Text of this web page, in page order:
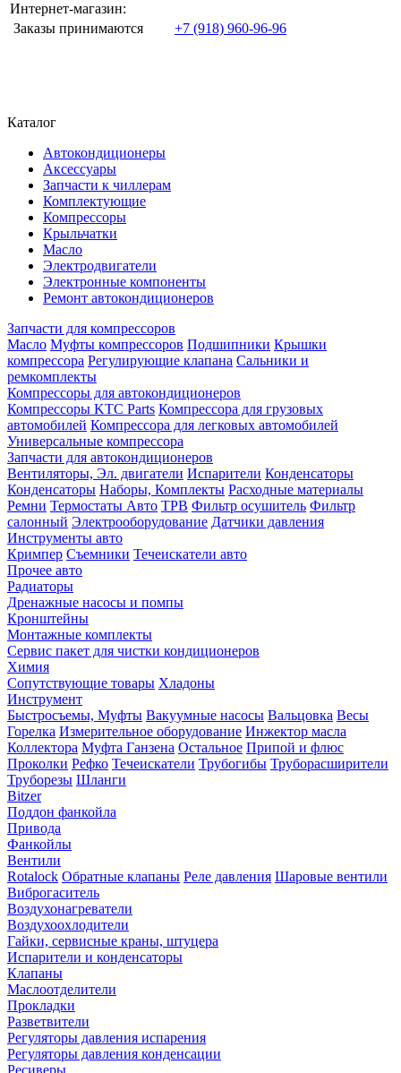
Интернет-магазин:
Заказы принимаются
+7 (918) 960-96-96
Каталог
Автокондиционеры
Аксессуары
Запчасти к чиллерам
Комплектующие
Компрессоры
Крыльчатки
Масло
Электродвигатели
Электронные компоненты
Ремонт автокондиционеров
Запчасти для компрессоров
Масло Муфты компрессоров Подшипники Крышки
компрессора Регулирующие клапана Сальники и
ремкомплекты
Компрессоры для автокондиционеров
Компрессоры KTC Parts Компрессора для грузовых
автомобилей Компрессора для легковых автомобилей
Универсальные компрессора
Запчасти для автокондиционеров
Вентиляторы, Эл. двигатели Испарители Конденсаторы
Конденсаторы Наборы, Комплекты Расходные материалы
Ремни Термостаты Авто ТРВ Фильтр осушитель Фильтр
салонный Электрооборудование Датчики давления
Инструменты авто
Кримпер Съемники Течеискатели авто
Прочее авто
Радиаторы
Дренажные насосы и помпы
Кронштейны
Монтажные комплекты
Сервис пакет для чистки кондиционеров
Химия
Сопутствующие товары Хладоны
Инструмент
Быстросъемы, Муфты Вакуумные насосы Вальцовка Весы
Горелка Измерительное оборудование Инжектор масла
Коллектора Муфта Ганзена Остальное Припой и флюс
Проколки Рефко Течеискатели Трубогибы Труборасширители
Труборезы Шланги
Bitzer
Поддон фанкойла
Привода
Фанкойлы
Вентили
Rotalock Обратные клапаны Реле давления Шаровые вентили
Виброгаситель
Воздухонагреватели
Воздухоохлодители
Гайки, сервисные краны, штуцера
Испарители и конденсаторы
Клапаны
Маслоотделители
Прокладки
Разветвители
Регуляторы давления испарения
Регуляторы давления конденсации
Ресиверы